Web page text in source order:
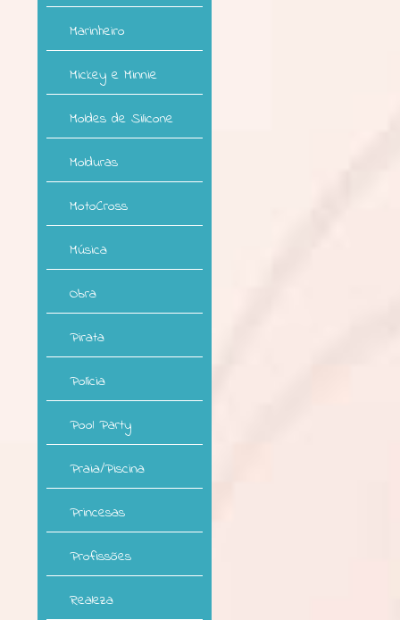
Marinheiro
Mickey e Minnie
Moldes de Silicone
Molduras
MotoCross
Música
Obra
Pirata
Polícia
Pool Party
Praia/Piscina
Princesas
Profissões
Realeza